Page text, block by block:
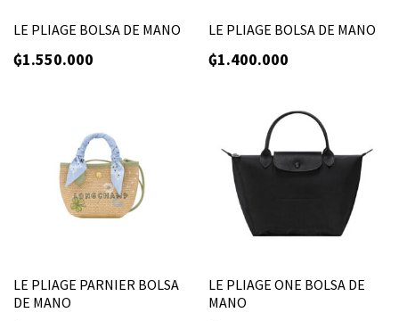
LE PLIAGE BOLSA DE MANO
₲1.550.000
LE PLIAGE BOLSA DE MANO
₲1.400.000
LE PLIAGE PARNIER BOLSA
DE MANO
LE PLIAGE ONE BOLSA DE
MANO